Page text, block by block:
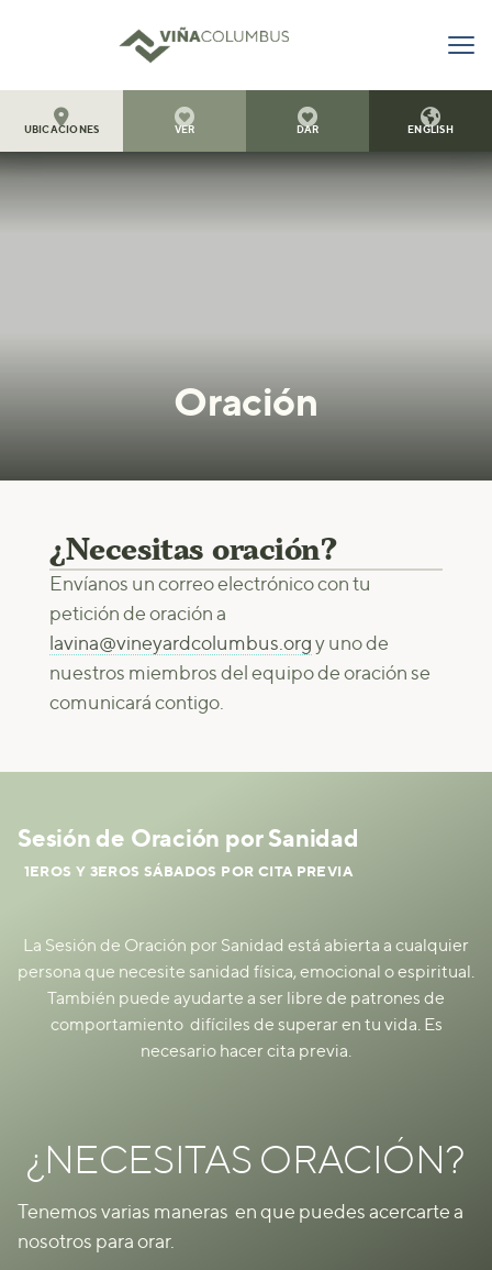

UBICACIONES

VER

DAR

ENGLISH
Oración
¿Necesitas oración?
Envíanos un correo electrónico con tu
petición de oración a
lavina@vineyardcolumbus.org y uno de
nuestros miembros del equipo de oración se
comunicará contigo.
Sesión de Oración por Sanidad
1EROS Y 3EROS SÁBADOS POR CITA PREVIA
La Sesión de Oración por Sanidad está abierta a cualquier
persona que necesite sanidad física, emocional o espiritual.
También puede ayudarte a ser libre de patrones de
comportamiento difíciles de superar en tu vida. Es
necesario hacer cita previa.
¿NECESITAS ORACIÓN?
Tenemos varias maneras en que puedes acercarte a
nosotros para orar.